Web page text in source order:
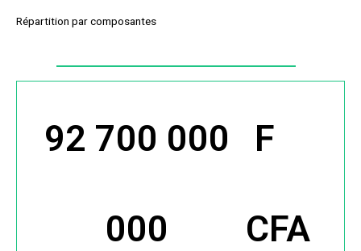
Répartition par composantes
92 700 000
000 CFA